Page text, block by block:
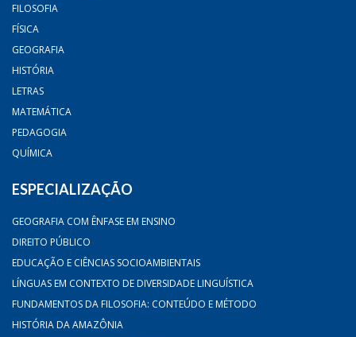
FILOSOFIA
FÍSICA
GEOGRAFIA
HISTÓRIA
LETRAS
MATEMÁTICA
PEDAGOGIA
QUÍMICA
ESPECIALIZAÇÃO
GEOGRAFIA COM ÊNFASE EM ENSINO
DIREITO PÚBLICO
EDUCAÇÃO E CIÊNCIAS SOCIOAMBIENTAIS
LÍNGUAS EM CONTEXTO DE DIVERSIDADE LINGUÍSTICA
FUNDAMENTOS DA FILOSOFIA: CONTEÚDO E MÉTODO
HISTÓRIA DA AMAZÔNIA